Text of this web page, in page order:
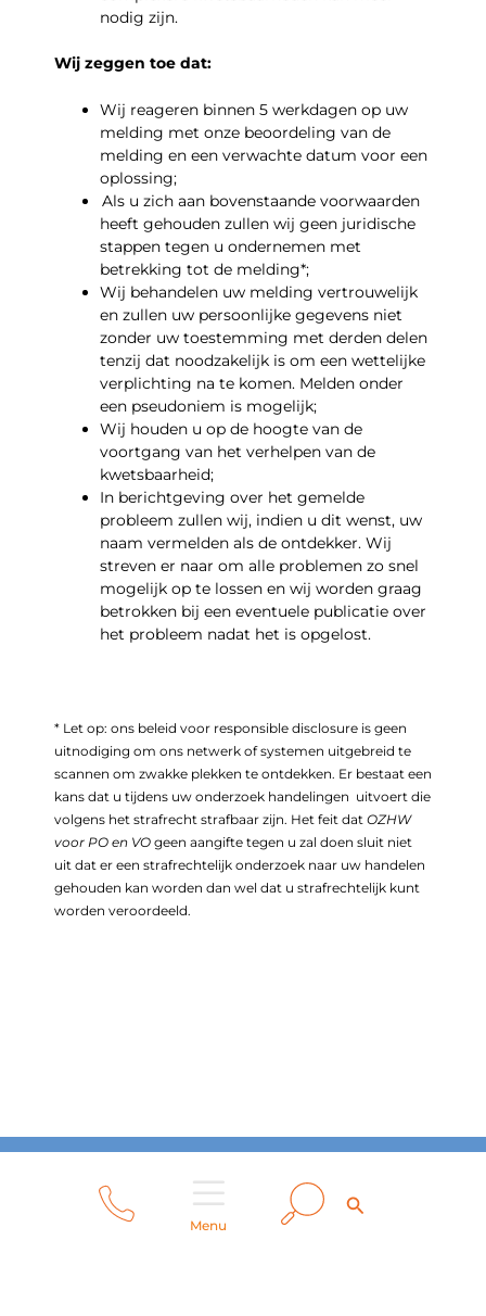
Menu
ZoekenZoeken
nodig zijn.
Wij zeggen toe dat:
Wij reageren binnen 5 werkdagen op uw
melding met onze beoordeling van de
melding en een verwachte datum voor een
oplossing;
Als u zich aan bovenstaande voorwaarden
heeft gehouden zullen wij geen juridische
stappen tegen u ondernemen met
betrekking tot de melding*;
Wij behandelen uw melding vertrouwelijk
en zullen uw persoonlijke gegevens niet
zonder uw toestemming met derden delen
tenzij dat noodzakelijk is om een wettelijke
verplichting na te komen. Melden onder
een pseudoniem is mogelijk;
Wij houden u op de hoogte van de
voortgang van het verhelpen van de
kwetsbaarheid;
In berichtgeving over het gemelde
probleem zullen wij, indien u dit wenst, uw
naam vermelden als de ontdekker. Wij
streven er naar om alle problemen zo snel
mogelijk op te lossen en wij worden graag
betrokken bij een eventuele publicatie over
het probleem nadat het is opgelost.
* Let op: ons beleid voor responsible disclosure is geen
uitnodiging om ons netwerk of systemen uitgebreid te
scannen om zwakke plekken te ontdekken. Er bestaat een
kans dat u tijdens uw onderzoek handelingen uitvoert die
volgens het strafrecht strafbaar zijn. Het feit dat OZHW
voor PO en VO geen aangifte tegen u zal doen sluit niet
uit dat er een strafrechtelijk onderzoek naar uw handelen
gehouden kan worden dan wel dat u strafrechtelijk kunt
worden veroordeeld.
Responsible disclosure
Cookiebeleid